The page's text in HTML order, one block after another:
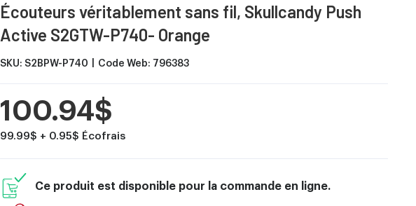
Écouteurs véritablement sans fil, Skullcandy Push
Active S2GTW-P740- Orange
SKU: S2BPW-P740 Code Web: 796383
Prix
réduit
100.94$
99.99$ + 0.95$ Écofrais
Ce produit est disponible pour la commande en ligne.